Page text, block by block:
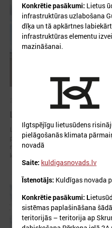
Lai palīdzētu pašvaldībām labāk
plānot ilgtspējīgu attīstību, VSIA
meteoroloģijas centrs” ir izstrādājis
Konkrētie pasākumi: Lietus
infrastruktūras uzlabošana
dīķa un tā apkārtnes
infrastruktūras elementu
mazināšanai.
Ilgtspējīgu lietusūdens
pielāgošanās klimata
novadā
Saite: kuldigasnovads.lv
Īstenotājs: Kuldīgas novada
Konkrētie pasākumi: L
sistēmas paplašināšana
teritorijās – teritorija ap